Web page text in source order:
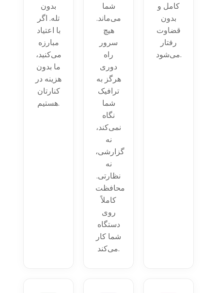
بدون
تله. اگر
با اعتیاد
مبارزه
می‌کنید،
ما بدون
هزینه در
کنارتان
هستیم.
شما
می‌ماند.
هیچ
سرور
راه
دوری
هرگز به
ترافیک
شما
نگاه
نمی‌کند،
نه
گزارشی،
نه
نظارتی.
محافظت
کاملاً
روی
دستگاه
شما کار
می‌کند.
کامل و
بدون
قضاوت
رفتار
می‌شود.